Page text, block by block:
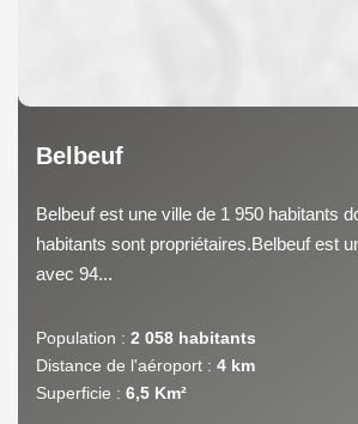
Belbeuf
Belbeuf est une ville de 1 950 habitants
habitants sont propriétaires.Belbeuf est
avec 94...
Population : 2 058 habitants
Distance de l'aéroport : 4 km
Superficie : 6,5 Km²